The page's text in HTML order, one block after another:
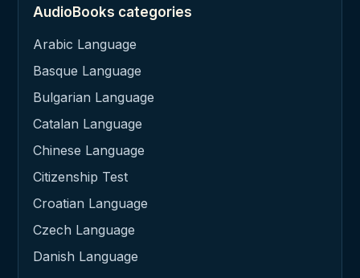
AudioBooks categories
Arabic Language
Basque Language
Bulgarian Language
Catalan Language
Chinese Language
Citizenship Test
Croatian Language
Czech Language
Danish Language